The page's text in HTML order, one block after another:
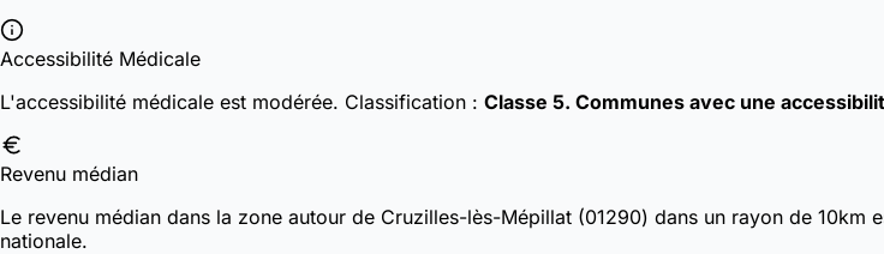
Accessibilité Médicale
L'accessibilité médicale est modérée. Classification : Classe 5. Communes avec une
Revenu médian
Le revenu médian dans la zone autour de Cruzilles-lès-Mépillat (01290) dans un rayon de 10km
nationale.